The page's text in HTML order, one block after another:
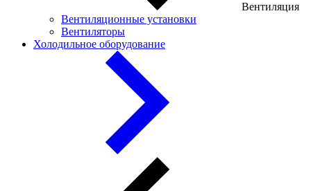
Вентиляция
Вентиляционные установки
Вентиляторы
Холодильное оборудование